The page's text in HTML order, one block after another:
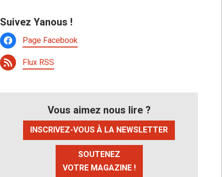
Suivez Yanous !
Page Facebook
Flux RSS
Vous aimez nous lire ?
INSCRIVEZ-VOUS À LA NEWSLETTER
SOUTENEZ
VOTRE MAGAZINE !